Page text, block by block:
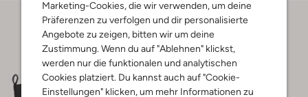
Marketing-Cookies, die wir verwenden, um deine
Präferenzen zu verfolgen und dir personalisierte
Angebote zu zeigen, bitten wir um deine
Zustimmung. Wenn du auf "Ablehnen" klickst,
werden nur die funktionalen und analytischen
Cookies platziert. Du kannst auch auf "Cookie-
Einstellungen" klicken, um mehr Informationen zu